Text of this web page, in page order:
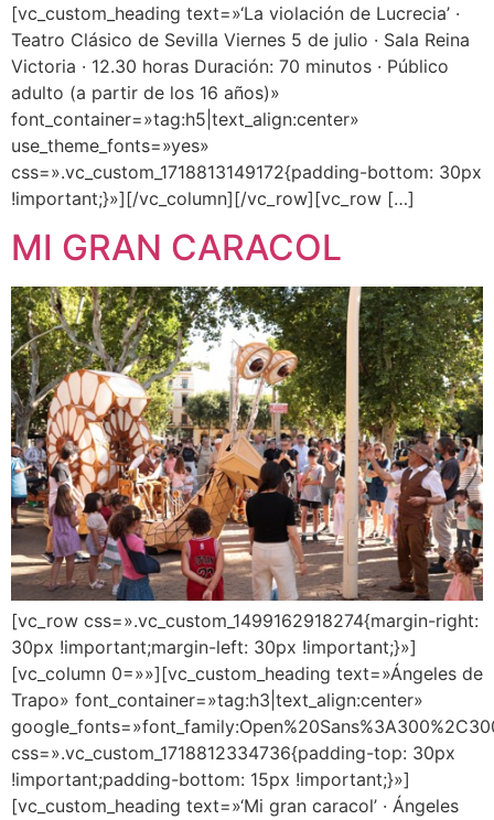
[vc_custom_heading text=»‘La violación de Lucrecia’ ·
Teatro Clásico de Sevilla Viernes 5 de julio · Sala Reina
Victoria · 12.30 horas Duración: 70 minutos · Público
adulto (a partir de los 16 años)»
font_container=»tag:h5|text_align:center»
use_theme_fonts=»yes»
css=».vc_custom_1718813149172{padding-bottom: 30px
!important;}»][/vc_column][/vc_row][vc_row […]
MI GRAN CARACOL
[vc_row css=».vc_custom_1499162918274{margin-right:
30px !important;margin-left: 30px !important;}»]
[vc_column 0=»»][vc_custom_heading text=»Ángeles de
Trapo» font_container=»tag:h3|text_align:center»
css=».vc_custom_1718812334736{padding-top: 30px
!important;padding-bottom: 15px !important;}»]
[vc_custom_heading text=»‘Mi gran caracol’ · Ángeles